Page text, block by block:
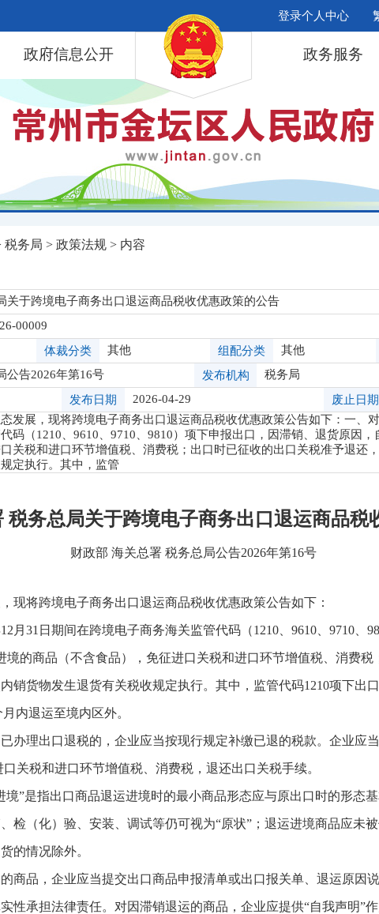
登录个人中心
政府信息公开 政务服务
税务局 > 政策法规 > 内容
关于跨境电子商务出口退运商品税收优惠政策的公告
00009
体裁分类 其他 组配分类 其他
公告2026年第16号 发布机构
税务局
发布日期 2026-04-29 废止日期
发展，现将跨境电子商务出口退运商品税收优惠政策公告如下：一、
码（1210、9610、9710、9810）项下申报出口，因滞销、退货原因
关税和进口环节增值税、消费税；出口时已征收的出口关税准予退还
定执行。其中，监管
税务总局关于跨境电子商务出口退运商品税
财政部 海关总署 税务总局公告2026年第16号
现将跨境电子商务出口退运商品税收优惠政策公告如下：
月31日期间在跨境电子商务海关监管代码（1210、9610、9710、
境的商品（不含食品），免征进口关税和进口环节增值税、消费税
销货物发生退货有关税收规定执行。其中，监管代码1210项下出
内退运至境内区外。
办理出口退税的，企业应当按现行规定补缴已退的税款。企业应
关税和进口环节增值税、消费税，退还出口关税手续。
”是指出口商品退运进境时的最小商品形态应与原出口时的形态
检（化）验、安装、调试等仍可视为“原状”；退运进境商品应未
的情况除外。
商品，企业应当提交出口商品申报清单或出口报关单、退运原因
性承担法律责任。对因滞销退运的商品，企业应提供“自我声明”